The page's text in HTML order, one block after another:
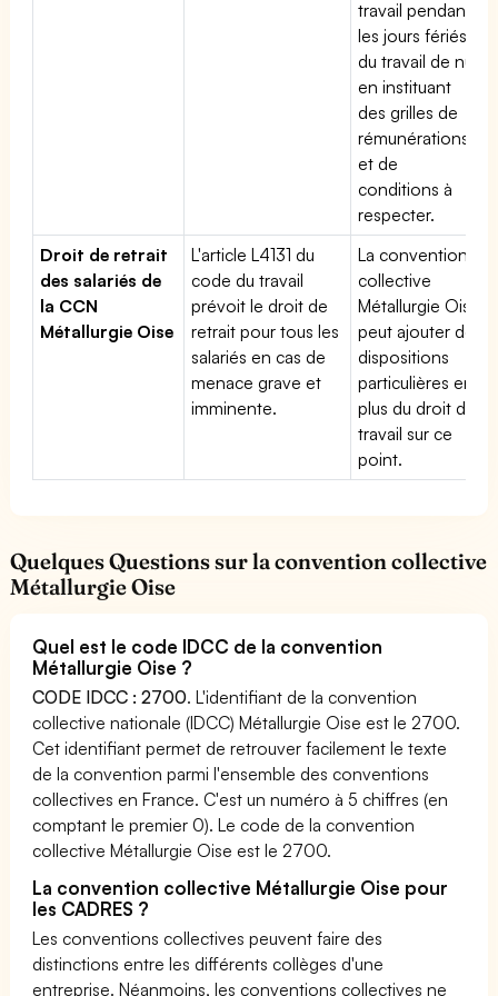
travail pendant
les jours fériés,
du travail de nuit
en instituant
des grilles de
rémunérations
et de
conditions à
respecter.
Droit de retrait
des salariés de
la CCN
Métallurgie Oise
L'article L4131 du
code du travail
prévoit le droit de
retrait pour tous les
salariés en cas de
menace grave et
imminente.
La convention
collective
Métallurgie Oise
peut ajouter des
dispositions
particulières en
plus du droit du
travail sur ce
point.
Quelques Questions sur la convention collective
Métallurgie Oise
Quel est le code IDCC de la convention
Métallurgie Oise ?
CODE IDCC : 2700. L'identifiant de la convention
collective nationale (IDCC) Métallurgie Oise est le 2700.
Cet identifiant permet de retrouver facilement le texte
de la convention parmi l'ensemble des conventions
collectives en France. C'est un numéro à 5 chiffres (en
comptant le premier 0). Le code de la convention
collective Métallurgie Oise est le 2700.
La convention collective Métallurgie Oise pour
les CADRES ?
Les conventions collectives peuvent faire des
distinctions entre les différents collèges d'une
entreprise. Néanmoins, les conventions collectives ne